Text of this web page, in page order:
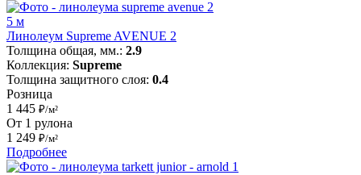
5 м
Линолеум Supreme AVENUE 2
Толщина общая, мм.: 2.9
Коллекция: Supreme
Толщина защитного слоя: 0.4
Розница
1 445 ₽/м²
От 1 рулона
1 249 ₽/м²
Подробнее